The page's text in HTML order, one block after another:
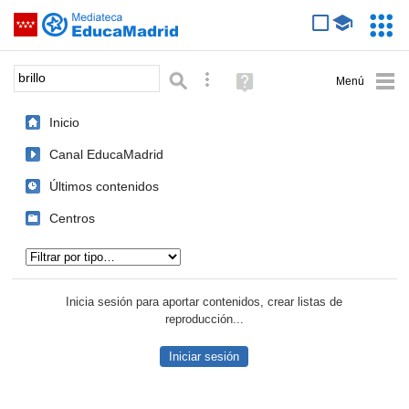
Saltar navegación
Palabra o frase: Búsqueda avanzada
Ayuda
(en
Inicio
Canal EducaMadrid
Últimos contenidos
Centros
Inicia sesión para aportar contenidos, crear listas de
reproducción...
Iniciar sesión